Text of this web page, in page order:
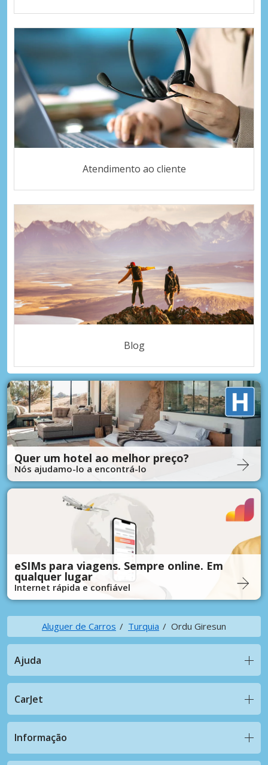
Atendimento ao cliente
Blog
Quer um hotel ao melhor preço?
Nós ajudamo-lo a encontrá-lo
eSIMs para viagens. Sempre online. Em
qualquer lugar
Internet rápida e confiável
Aluguer de Carros Turquia Ordu Giresun
Ajuda
CarJet
Informação